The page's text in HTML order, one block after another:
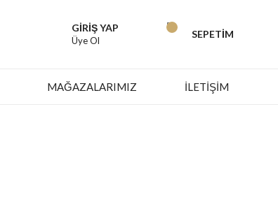
GİRİŞ YAP
Üye Ol
SEPETİM
MAĞAZALARIMIZ İLETİŞİM